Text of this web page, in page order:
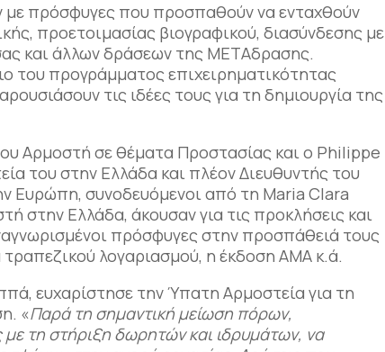
με πρόσφυγες που προσπαθούν να ενταχθούν
προετοιμασίας βιογραφικού, διασύνδεσης με
και άλλων δράσεων της ΜΕΤΑδρασης.
του προγράμματος επιχειρηματικότητας
τις ιδέες τους για τη δημιουργία της
Αρμοστή σε θέματα Προστασίας και ο Philippe
του στην Ελλάδα και πλέον Διευθυντής του
Ευρώπη, συνοδευόμενοι από τη Maria Clara
Ελλάδα, άκουσαν για τις προκλήσεις και
πρόσφυγες στην προσπάθειά τους
λογαριασμού, η έκδοση ΑΜΑ κ.ά.
ευχαρίστησε την Ύπατη Αρμοστεία για τη
«Παρά τη σημαντική μείωση πόρων,
τη στήριξη δωρητών και ιδρυμάτων, να